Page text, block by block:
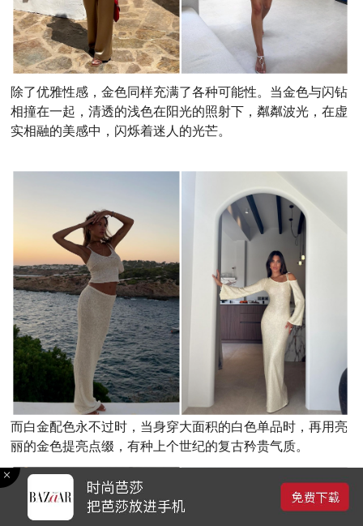
除了优雅性感，金色同样充满了各种可能性。当金色与闪钻
相撞在一起，清透的浅色在阳光的照射下，粼粼波光，在虚
实相融的美感中，闪烁着迷人的光芒。
而白金配色永不过时，当身穿大面积的白色单品时，再用亮
丽的金色提亮点缀，有种上个世纪的复古矜贵气质。